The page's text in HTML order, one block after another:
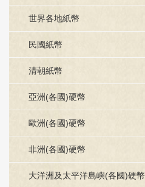
世界各地紙幣
民國紙幣
清朝紙幣
亞洲(各國)硬幣
歐洲(各國)硬幣
非洲(各國)硬幣
大洋洲及太平洋島嶼(各國)硬幣